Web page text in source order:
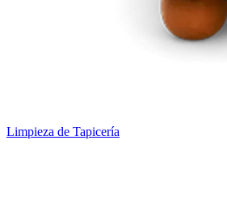
Limpieza de Tapicería